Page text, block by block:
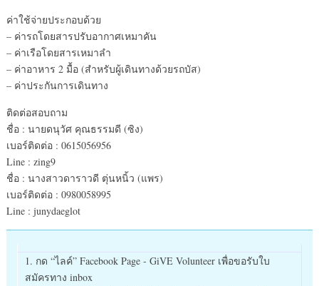
ค่าใช้จ่ายประกอบด้วย
– ค่ารถโดยสารปรับอากาศเหมาคัน
– ค่าเรือโดยสารเหมาลำ
– ค่าอาหาร 2 มื้อ (สำหรับผู้เดินทางด้วยรถบัส)
– ค่าประกันการเดินทาง
ติดต่อสอบถาม
ชื่อ : นายดนุวัศ คุณธรรมดี (ซิง)
เบอร์ติดต่อ : 0615056956
Line : zing9
ชื่อ : นางสาวดาราวดี ตุ่นหนิ้ว (แพร)
เบอร์ติดต่อ : 0980058995
Line : junydaeglot
1. กด “ไลค์” Facebook Page - GiVE Volunteer เพื่อขอรับใบ
สมัครทาง inbox